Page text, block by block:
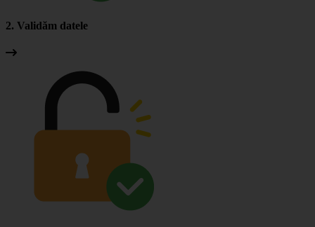
2. Validăm datele